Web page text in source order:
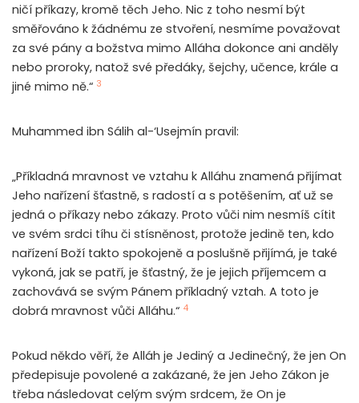
ničí příkazy, kromě těch Jeho. Nic z toho nesmí být
směřováno k žádnému ze stvoření, nesmíme považovat
za své pány a božstva mimo Alláha dokonce ani anděly
nebo proroky, natož své předáky, šejchy, učence, krále a
jiné mimo ně.“ 3
Muhammed ibn Sálih al-‘Usejmín pravil:
„Příkladná mravnost ve vztahu k Alláhu znamená přijímat
Jeho nařízení šťastně, s radostí a s potěšením, ať už se
jedná o příkazy nebo zákazy. Proto vůči nim nesmíš cítit
ve svém srdci tíhu či stísněnost, protože jedině ten, kdo
nařízení Boží takto spokojeně a poslušně přijímá, je také
vykoná, jak se patří, je šťastný, že je jejich příjemcem a
zachovává se svým Pánem příkladný vztah. A toto je
dobrá mravnost vůči Alláhu.“ 4
Pokud někdo věří, že Alláh je Jediný a Jedinečný, že jen On
předepisuje povolené a zakázané, že jen Jeho Zákon je
třeba následovat celým svým srdcem, že On je